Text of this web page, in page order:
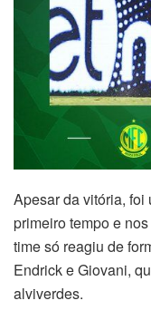
Apesar da vitória,
primeiro tempo e
time só reagiu de
Endrick e Giovani,
alviverdes.